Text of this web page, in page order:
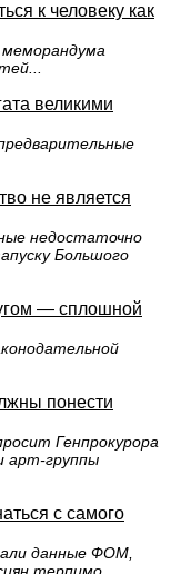
к человеку как
меморандума
великими
не является
недостаточно
Большого
— сплошной
понести
Генпрокурора
арт-группы
с самого
данные ФОМ,